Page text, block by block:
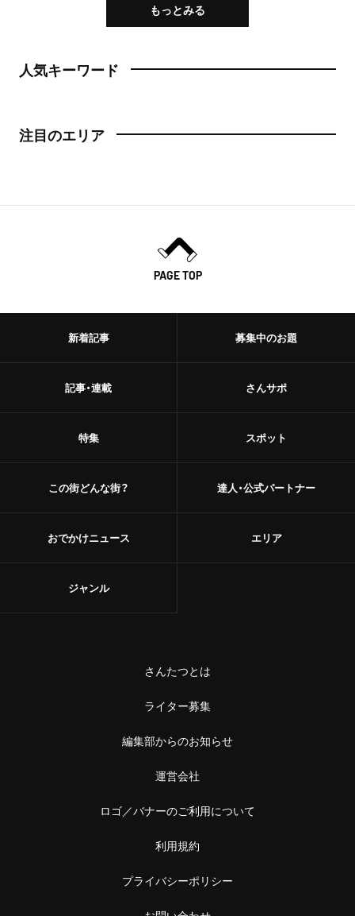
もっとみる
人気キーワード
注目のエリア
PAGE TOP
新着記事
記事・連載
特集
この街どんな街？
おでかけニュース
募集中のお題
さんサポ
スポット
達人・公式パートナー
エリア
ジャンル
さんたつとは
ライター募集
編集部からのお知らせ
運営会社
ロゴ／バナーのご利用について
利用規約
プライバシーポリシー